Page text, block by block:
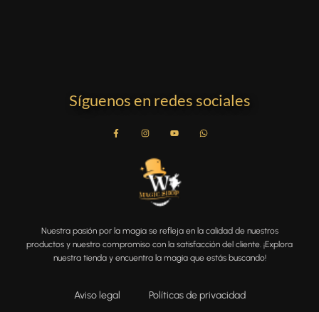
Síguenos en redes sociales
Nuestra pasión por la magia se refleja en la calidad de nuestros
productos y nuestro compromiso con la satisfacción del cliente. ¡Explora
nuestra tienda y encuentra la magia que estás buscando!
Aviso legal Políticas de privacidad